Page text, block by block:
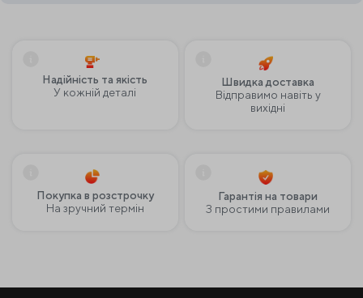
Надійність та якість
У кожній деталі
Швидка доставка
Відправимо навіть у
вихідні
Покупка в розстрочку
На зручний термін
Гарантія на товари
З простими правилами